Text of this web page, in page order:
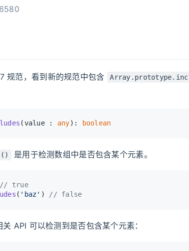
规范，看到新的规范中包含
(value : any): boolean
是用于检测数组中是否包含某个元素。
// true
( 'baz' ) // false
API 可以检测到是否包含某个元素：